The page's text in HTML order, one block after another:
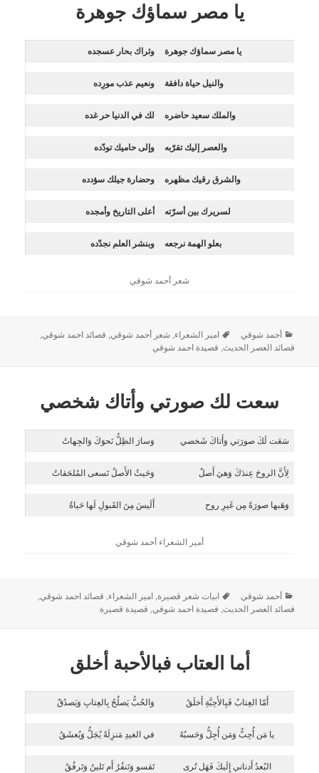
يا مصر سماؤك جوهرة
يا مصر سماؤك جوهرة وثراك بحار عسجده
والنيل حياة دافقة ونعيم عذب مورِده
والملك سعيد حاضره لك في الدنيا حر غده
والعصر إليك تقرّبه وإلى حاميك تودّده
والشرق رقيك مظهره وحضارة جيلك سؤدده
لسريرك بين أسرّته أعلى التاريخ وأمجده
بعلو الهمة نرجعه وبنشر العلم نجدّده
شعر أحمد شوقي
أحمد شوقي امير الشعراء, شعر أحمد شوقي, قصائد احمد شوقي,
قصائد العصر الحديث, قصيدة احمد شوقي
سعت لك صورتي وأتاك شخصي
سَعَت لَكَ صورَتي وَأَتاكَ شَخصي وَسارَ الظِلُّ نَحوَكَ وَالجِهاتُ
لِأَنَّ الروحَ عِندَكَ وَهيَ أَصلٌ وَحَيثُ الأَصلُ تَسعى المُلحَقاتُ
وَهَبها صورَةً مِن غَيرِ روح أَلَيسَ مِنَ القَبولِ لَها حَياةُ
أمير الشعراء أحمد شوقي
أحمد شوقي ابيات شعر قصيرة, امير الشعراء, قصائد احمد شوقي,
قصائد العصر الحديث, قصيدة احمد شوقي, قصيدة قصيرة
أما العتاب فبالأحبة أخلق
أَمّا العِتابُ فَبِالأَحِبَّةِ أَخلَقُ وَالحُبُّ يَصلُحُ بِالعِتابِ وَيَصدُقُ
يا مَن أُحِبُّ وَمَن أُجِلُّ وَحَسبُهُ في الغيدِ مَنزِلَةً يُجَلُّ وَيُعشَقُ
البُعدُ أَدناني إِلَيكَ فَهَل تُرى تَقسو وَتَنفُرُ أَم تَلينُ وَتَرفُقُ